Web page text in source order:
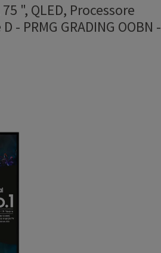
", QLED, Processore
PRMG GRADING OOBN -